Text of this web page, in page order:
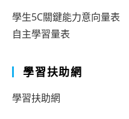
學生5C關鍵能力意向量表
自主學習量表
學習扶助網
學習扶助網